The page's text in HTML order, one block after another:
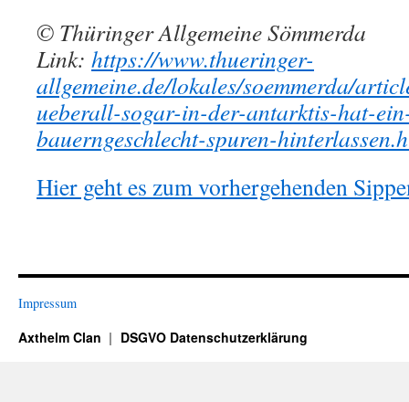
© Thüringer Allgemeine Sömmerda
Link: https://www.thueringer-
allgemeine.de/lokales/soemmerda/
ueberall-sogar-in-der-antarktis-hat-
bauerngeschlecht-spuren-
Hier geht es zum vorhergehenden
Impressum
Axthelm Clan DSGVO Datenschutzerklärung